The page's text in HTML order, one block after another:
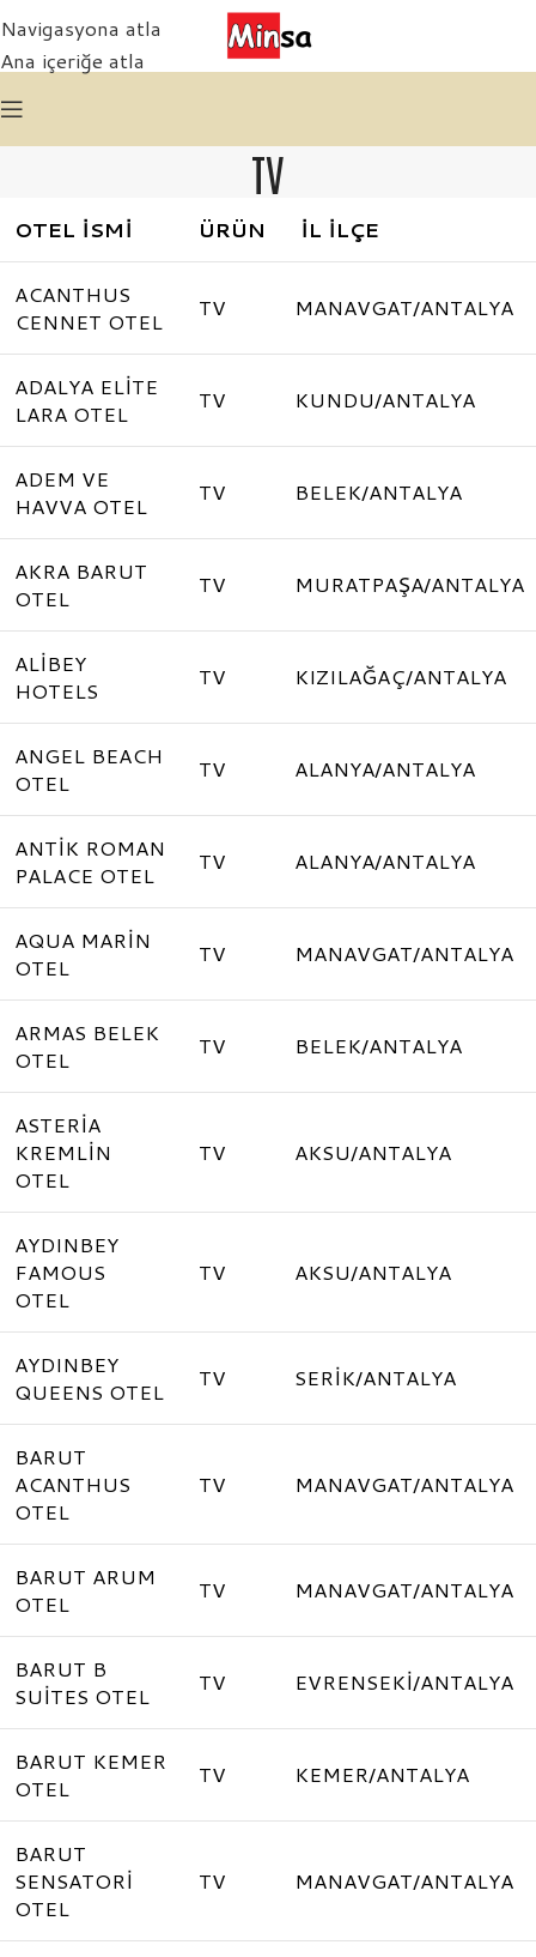
Navigasyona atla
Ana içeriğe atla
TV
OTEL İSMİ ÜRÜN İL İLÇE
ACANTHUS
CENNET OTEL
TV MANAVGAT/ANTALYA
ADALYA ELİTE
LARA OTEL
TV KUNDU/ANTALYA
ADEM VE
HAVVA OTEL
TV BELEK/ANTALYA
AKRA BARUT
OTEL
TV MURATPAŞA/ANTALYA
ALİBEY
HOTELS
TV KIZILAĞAÇ/ANTALYA
ANGEL BEACH
OTEL
TV ALANYA/ANTALYA
ANTİK ROMAN
PALACE OTEL
TV ALANYA/ANTALYA
AQUA MARİN
OTEL
TV MANAVGAT/ANTALYA
ARMAS BELEK
OTEL
TV BELEK/ANTALYA
ASTERİA
KREMLİN
OTEL
TV AKSU/ANTALYA
AYDINBEY
FAMOUS
OTEL
TV AKSU/ANTALYA
AYDINBEY
QUEENS OTEL
TV SERİK/ANTALYA
BARUT
ACANTHUS
OTEL
TV MANAVGAT/ANTALYA
BARUT ARUM
OTEL
TV MANAVGAT/ANTALYA
BARUT B
SUİTES OTEL
TV EVRENSEKİ/ANTALYA
BARUT KEMER
OTEL
TV KEMER/ANTALYA
BARUT
SENSATORİ
OTEL
TV MANAVGAT/ANTALYA